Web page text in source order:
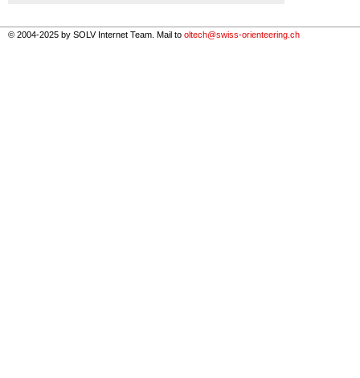
© 2004-2025 by SOLV Internet Team. Mail to oltech@swiss-orienteering.ch